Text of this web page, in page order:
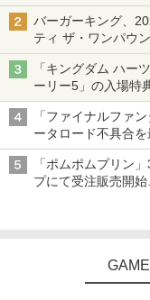
バーガーキング、
ティ ザ・ワンパウ
「特製ガーリック
「キングダム ハー
ーリー5」の入場特
本日8月7日より先
「ファイナルファ
ータロード不具合
「ポムポムプリン
プにて受注販売開始